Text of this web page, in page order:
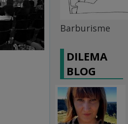
Barburisme
DILEMA
BLOG